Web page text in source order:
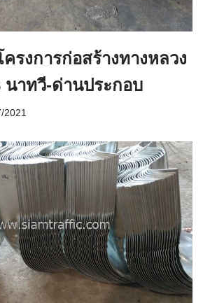
ครงการก่อสร้างทางหลวง
นาทวี-ด่านประกอบ
2021